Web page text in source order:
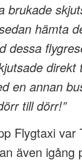
brukade
hämta
dessa
direkt
en annan
till dörr!”
Flygtaxi var
även igång